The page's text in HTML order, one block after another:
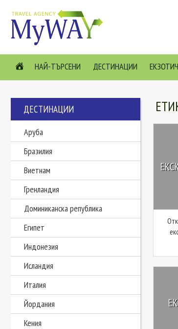
НАЙ-ТЪРСЕНИ ДЕСТИНАЦИИ
ДЕСТИНАЦИИ
Аруба
Бразилия
Виетнам
Гренландия
Доминиканска република
Египет
Индонезия
Исландия
Италия
Йордания
Кения